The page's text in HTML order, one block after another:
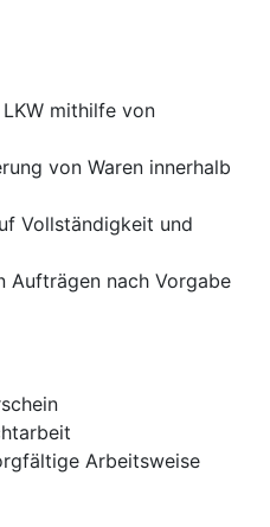
mithilfe von
von Waren innerhalb
Vollständigkeit und
Aufträgen nach Vorgabe
Arbeitsweise